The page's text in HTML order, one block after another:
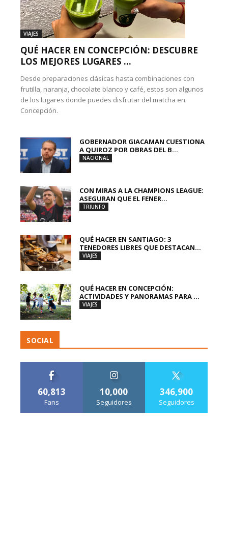
VIAJES
QUÉ HACER EN CONCEPCIÓN: DESCUBRE
LOS MEJORES LUGARES ...
Desde preparaciones clásicas hasta combinaciones con
frutilla, naranja, chocolate blanco y café, estos son algunos
de los lugares donde puedes disfrutar del matcha en
Concepción.
GOBERNADOR GIACAMAN CUESTIONA
A QUIROZ POR OBRAS DEL B...
NACIONAL
CON MIRAS A LA CHAMPIONS LEAGUE:
ASEGURAN QUE EL FENER...
TRIUNFO
QUÉ HACER EN SANTIAGO: 3
TENEDORES LIBRES QUE DESTACAN...
VIAJES
QUÉ HACER EN CONCEPCIÓN:
ACTIVIDADES Y PANORAMAS PARA ...
VIAJES
SOCIAL
60,813
Fans
10,000
Seguidores
346,900
Seguidores